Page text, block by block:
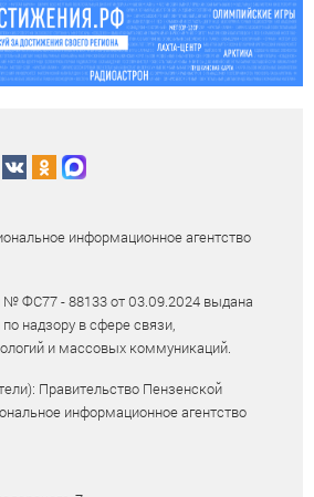
информационное агентство
№ ФС77 - 88133 от 03.09.2024 выдана
надзору в сфере связи,
и массовых коммуникаций.
Правительство Пензенской
информационное агентство